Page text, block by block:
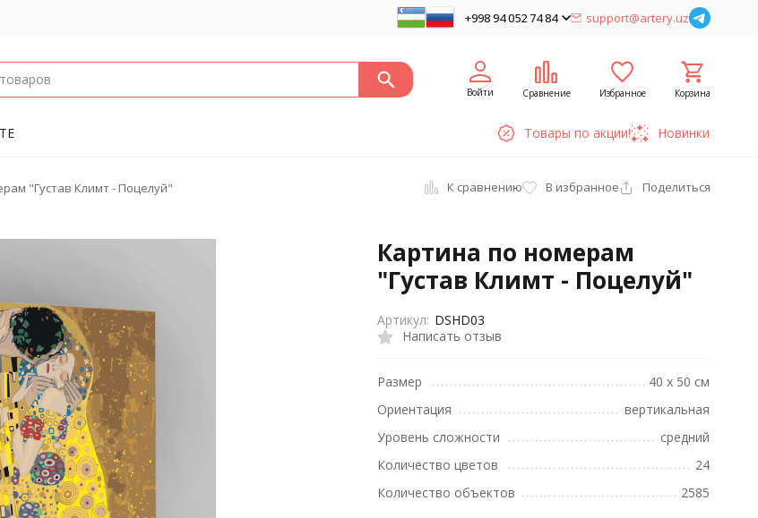
+998 94 052 74 84 support@artery.uz
Войти Сравнение Избранное Корзина
Товары по акции! Новинки
"Густав Климт - Поцелуй" К сравнению В избранное Поделиться
Картина по номерам
"Густав Климт - Поцелуй"
Написать отзыв
Артикул: DSHD03
Размер
40 х 50 см
Ориентация
вертикальная
Уровень сложности
средний
Количество цветов
24
Количество объектов
2585